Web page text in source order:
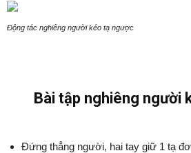
Động tác nghiêng người kéo tạ ngược
Bài tập nghiêng người
Đứng thẳng người, hai tay giữ 1 tạ